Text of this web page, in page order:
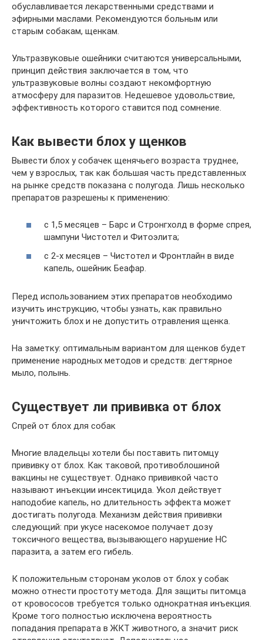
обуславливается лекарственными средствами и
эфирными маслами. Рекомендуются больным или
старым собакам, щенкам.
Ультразвуковые ошейники считаются универсальными,
принцип действия заключается в том, что
ультразвуковые волны создают некомфортную
атмосферу для паразитов. Недешевое удовольствие,
эффективность которого ставится под сомнение.
Как вывести блох у щенков
Вывести блох у собачек щенячьего возраста труднее,
чем у взрослых, так как большая часть представленных
на рынке средств показана с полугода. Лишь несколько
препаратов разрешены к применению:
с 1,5 месяцев – Барс и Стронгхолд в форме спрея,
шампуни Чистотел и Фитоэлита;
с 2-х месяцев – Чистотел и Фронтлайн в виде
капель, ошейник Беафар.
Перед использованием этих препаратов необходимо
изучить инструкцию, чтобы узнать, как правильно
уничтожить блох и не допустить отравления щенка.
На заметку: оптимальным вариантом для щенков будет
применение народных методов и средств: дегтярное
мыло, полынь.
Существует ли прививка от блох
Спрей от блох для собак
Многие владельцы хотели бы поставить питомцу
прививку от блох. Как таковой, противоблошиной
вакцины не существует. Однако прививкой часто
называют инъекции инсектицида. Укол действует
наподобие капель, но длительность эффекта может
достигать полугода. Механизм действия прививки
следующий: при укусе насекомое получает дозу
токсичного вещества, вызывающего нарушение НС
паразита, а затем его гибель.
К положительным сторонам уколов от блох у собак
можно отнести простоту метода. Для защиты питомца
от кровососов требуется только однократная инъекция.
Кроме того полностью исключена вероятность
попадания препарата в ЖКТ животного, а значит риск